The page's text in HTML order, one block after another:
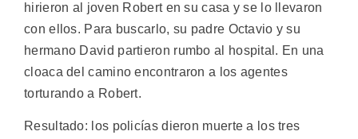
hirieron al joven Robert en su casa y se lo llevaron
con ellos. Para buscarlo, su padre Octavio y su
hermano David partieron rumbo al hospital. En una
cloaca del camino encontraron a los agentes
torturando a Robert.
Resultado: los policías dieron muerte a los tres